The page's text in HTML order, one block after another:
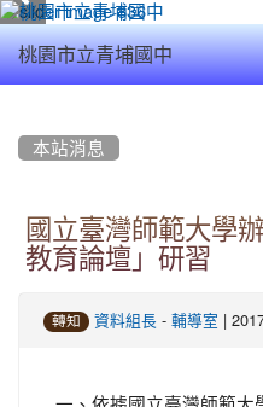
桃園市立青埔國中
本站消息
國立臺灣師範大學
教育論壇」研習
轉知 資料組長 - 輔導室 |